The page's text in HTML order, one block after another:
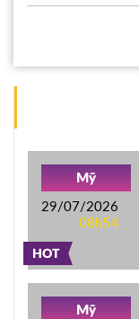
HOT
Mỹ
29/07/2026
08h54
Mỹ